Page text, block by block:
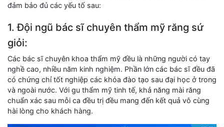
đảm bảo đủ các yếu tố sau:
1. Đội ngũ bác sĩ chuyên thẩm mỹ răng sứ
giỏi:
Các bác sĩ chuyên khoa thẩm mỹ đều là những người có tay
nghề cao, nhiều năm kinh nghiệm. Phần lớn các bác sĩ đều đã
có chứng chỉ tốt nghiệp các khóa đào tạo sau đại học ở trong
và ngoài nước. Với gu thẩm mỹ tinh tế, khả năng mài răng
chuẩn xác sau mỗi ca đều trị đều mang đến kết quả vô cùng
hài lòng cho khách hàng.